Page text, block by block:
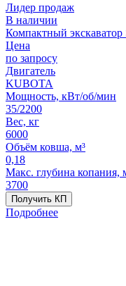
Лидер продаж
В наличии
Компактный
Цена
по запросу
Двигатель
KUBOTA
Мощность, кВт/об/мин
35/2200
Вес, кг
6000
Объём ковша, м³
0,18
Макс. глубина копания,
3700
Получить КП
Подробнее